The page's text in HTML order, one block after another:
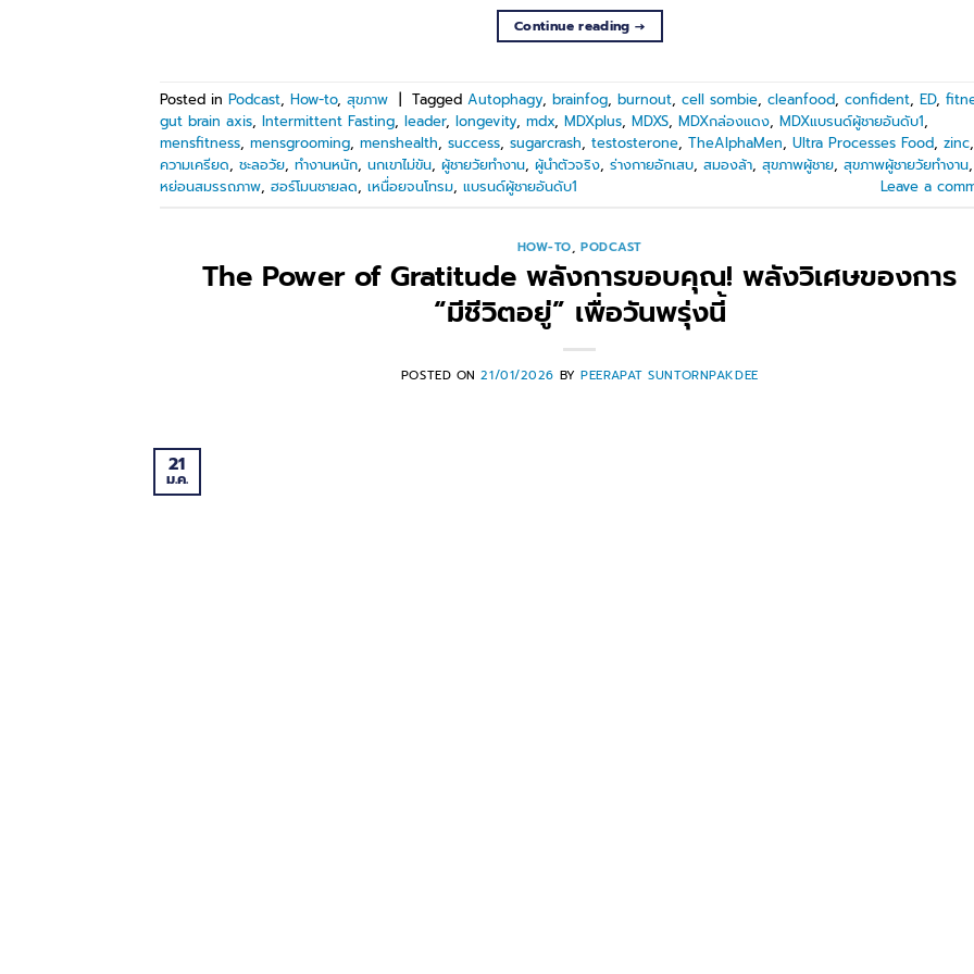
Continue reading→
Posted in Podcast, How-to, สุขภาพ | Tagged Autophagy, brainfog, burnout, cell sombie, cleanfood, confident, ED,
gut brain axis, Intermittent Fasting, leader, longevity, mdx, MDXplus, MDXS, MDXกล่องแดง, MDXแบรนด์ผู้ชายอันดับ1,
mensfitness, mensgrooming, menshealth, success, sugarcrash, testosterone, TheAlphaMen, Ultra Processes Food, zinc,
ความเครียด, ชะลอวัย, ทำงานหนัก, นกเขาไม่ขัน, ผู้ชายวัยทำงาน, ผู้นำตัวจริง, ร่างกายอักเสบ, สมองล้า, สุขภาพผู้ชาย, สุขภาพผู้ชายวัยทำงาน,
หย่อนสมรรถภาพ, ฮอร์โมนชายลด, เหนื่อยจนโทรม, แบรนด์ผู้ชายอันดับ1 Leave a
HOW-TO,PODCAST
The Power of Gratitude พลังการขอบคุณ! พลังวิเศษของการ
“มีชีวิตอยู่” เพื่อวันพรุ่งนี้
POSTED ON21/01/2026 BYPEERAPAT SUNTORNPAKDEE
21
ม.ค.